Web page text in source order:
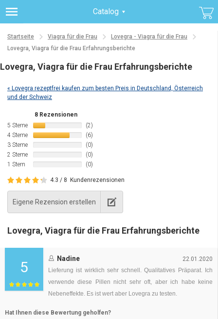
Catalog
Startseite Viagra für die Frau
Lovegra - Viagra für die Frau
Lovegra, Viagra für die Frau Erfahrungsberichte
Lovegra, Viagra für die Frau Erfahrungsberichte
« Lovegra rezeptfrei kaufen zum besten Preis in Deutschland, Österreich
und der Schweiz
8 Rezensionen
5 Sterne
(2)
4 Sterne
(6)
3 Sterne
(0)
2 Sterne
(0)
1 Stern
(0)
4.3 / 8 Kundenrezensionen
Eigene Rezension erstellen
Lovegra, Viagra für die Frau Erfahrungsberichte
5 Nadine
22.01.2020
Lieferung ist wirklich sehr schnell. Qualitatives Präparat. Ich
verwende diese Pillen nicht sehr oft, aber ich habe keine
Nebeneffekte. Es ist wert aber Lovegra zu testen.
Hat Ihnen diese Bewertung geholfen?